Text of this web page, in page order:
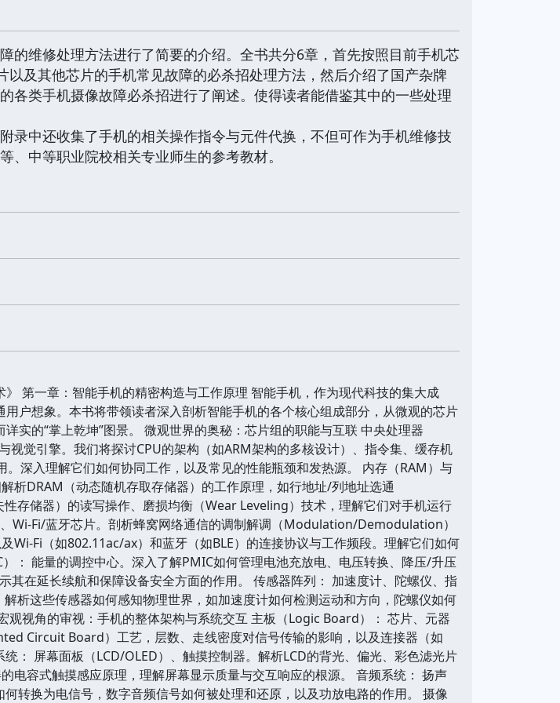
的维修处理方法进行了简要的介绍。全书共分6章，首先按照目前手机芯
以及其他芯片的手机常见故障的必杀招处理方法，然后介绍了国产杂牌
各类手机摄像故障必杀招进行了阐述。使得读者能借鉴其中的一些处理
录中还收集了手机的相关操作指令与元件代换，不但可作为手机维修技
中等职业院校相关专业师生的参考教材。
》 第一章：智能手机的精密构造与工作原理 智能手机，作为现代科技的集大成
户想象。本书将带领读者深入剖析智能手机的各个核心组成部分，从微观的芯片
实的“掌上乾坤”图景。 微观世界的奥秘：芯片组的职能与互联 中央处理器
视觉引擎。我们将探讨CPU的架构（如ARM架构的多核设计）、指令集、缓存机
深入理解它们如何协同工作，以及常见的性能瓶颈和发热源。 内存（RAM）与
析DRAM（动态随机存取存储器）的工作原理，如行地址/列地址选通
性存储器）的读写操作、磨损均衡（Wear Leveling）技术，理解它们对手机运行
Wi-Fi/蓝牙芯片。剖析蜂窝网络通信的调制解调（Modulation/Demodulation）
Wi-Fi（如802.11ac/ax）和蓝牙（如BLE）的连接协议与工作频段。理解它们如何
： 能量的调控中心。深入了解PMIC如何管理电池充放电、电压转换、降压/升压
其在延长续航和保障设备安全方面的作用。 传感器阵列： 加速度计、陀螺仪、指
析这些传感器如何感知物理世界，如加速度计如何检测运动和方向，陀螺仪如何
观视角的审视：手机的整体架构与系统交互 主板（Logic Board）： 芯片、元器
Circuit Board）工艺，层数、走线密度对信号传输的影响，以及连接器（如
： 屏幕面板（LCD/OLED）、触摸控制器。解析LCD的背光、偏光、彩色滤光片
电容式触摸感应原理，理解屏幕显示质量与交互响应的根源。 音频系统： 扬声
转换为电信号，数字音频信号如何被处理和还原，以及功放电路的作用。 摄像